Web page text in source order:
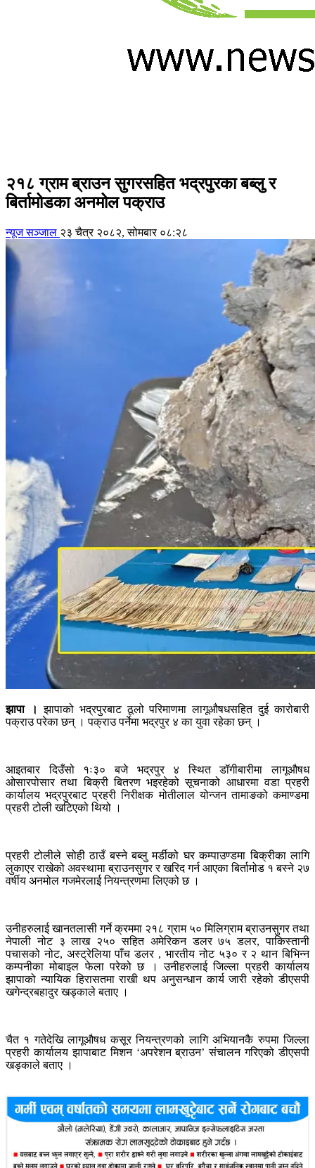
२१८ ग्राम ब्राउन सुगरसहित भद्रपुरका बब्लु र
बिर्तामोडका अनमोल पक्राउ
न्यूज सञ्जाल २३ चैत्र २०८२, सोमबार ०८:२८
झापा । झापाको भद्रपुरबाट ठूलो परिमाणमा लागूऔषधसहित दुई कारोबारी
पक्राउ परेका छन् । पक्राउ पर्नेमा भद्रपुर ४ का युवा रहेका छन् ।
आइतबार दिउँसो १ः३० बजे भद्रपुर ४ स्थित डॉगीबारीमा लागूऔषध
ओसारपोसार तथा बिक्री बितरण भइरहेको सूचनाको आधारमा वडा प्रहरी
कार्यालय भद्रपुरबाट प्रहरी निरीक्षक मोतीलाल योन्जन तामाङको कमाण्डमा
प्रहरी टोली खटिएको थियो ।
प्रहरी टोलीले सोही ठाउँ बस्ने बब्लु मर्डीको घर कम्पाउण्डमा बिक्रीका लागि
लुकाएर राखेको अवस्थामा ब्राउनसुगर र खरिद गर्न आएका बिर्तामोड १ बस्ने २७
वर्षीय अनमोल गजमेरलाई नियन्त्रणमा लिएको छ ।
उनीहरुलाई खानतलासी गर्ने क्रममा २१८ ग्राम ५० मिलिग्राम ब्राउनसुगर तथा
नेपाली नोट ३ लाख २५० सहित अमेरिकन डलर ७५ डलर, पाकिस्तानी
पचासको नोट, अस्ट्रेलिया पाँच डलर , भारतीय नोट ५३० र २ थान बिभिन्न
कम्पनीका मोबाइल फेला परेको छ । उनीहरुलाई जिल्ला प्रहरी कार्यालय
झापाको न्यायिक हिरासतमा राखी थप अनुसन्धान कार्य जारी रहेको डीएसपी
खगेन्द्रबहादुर खड्काले बताए ।
चैत १ गतेदेखि लागूऔषध कसूर नियन्त्रणको लागि अभियानकै रुपमा जिल्ला
प्रहरी कार्यालय झापाबाट मिशन ‘अपरेशन ब्राउन’ संचालन गरिएको डीएसपी
खड्काले बताए ।